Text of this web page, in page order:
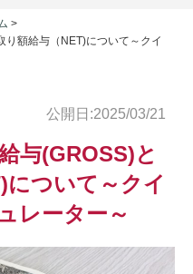
>
額給与（NET)について～クイ
公開日:2025/03/21
与(GROSS)と
について～クイ
レーター～